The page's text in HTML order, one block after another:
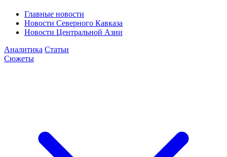
Главные новости
Новости Северного Кавказа
Новости Центральной Азии
Аналитика Статьи
Сюжеты